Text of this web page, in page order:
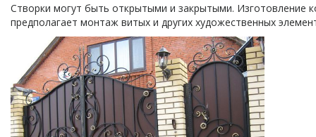
Створки могут быть открытыми и закрытыми. Изготовление
предполагает монтаж витых и других художественных